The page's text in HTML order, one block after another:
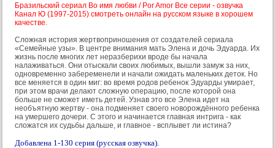
Бразильский сериал Во имя любви / Por Amor Все серии - озвучка
Канал Ю (1997-2015) смотреть онлайн на русском языке в хорошем
качестве.
Сложная история жертвоприношения от создателей сериала
«Семейные узы». В центре внимания мать Элена и дочь Эдуарда. Их
жизнь после многих лет неразберихи вроде бы начала
налаживаться. Они отыскали своих любимых, вышли замуж за них,
одновременно забеременели и начали ожидать маленьких деток. Но
все меняется в один миг: во время родов ребенок Эдуарды умирает,
при этом врачи делают сложную операцию, после которой она
больше не сможет иметь детей. Узнав это все Элена идет на
необъятную жертву - она подменяет своего новорождённого ребенка
на умершего дочери. С этого и начинается главная интрига - как
сложатся их судьбы дальше, и главное - всплывет ли истина?
Добавлена 1-130 серия (русская озвучка).